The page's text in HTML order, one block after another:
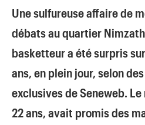
Une sulfureuse affaire de
débats au quartier
basketteur a été surpris
ans, en plein jour, selon
exclusives de Seneweb.
22 ans, avait promis des